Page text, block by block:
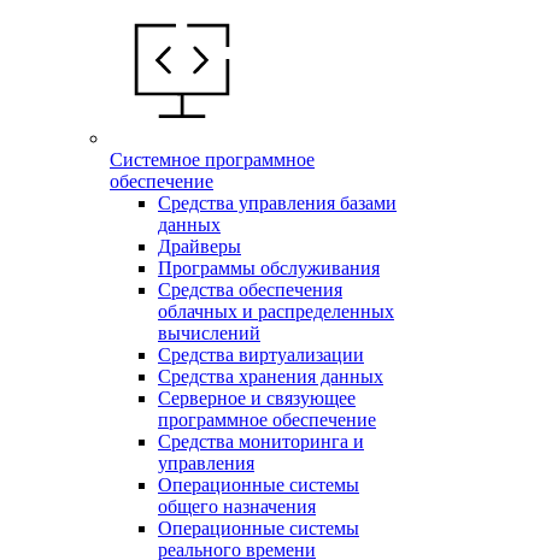
Системное программное
обеспечение
Средства управления базами
данных
Драйверы
Программы обслуживания
Средства обеспечения
облачных и распределенных
вычислений
Средства виртуализации
Средства хранения данных
Серверное и связующее
программное обеспечение
Средства мониторинга и
управления
Операционные системы
общего назначения
Операционные системы
реального времени